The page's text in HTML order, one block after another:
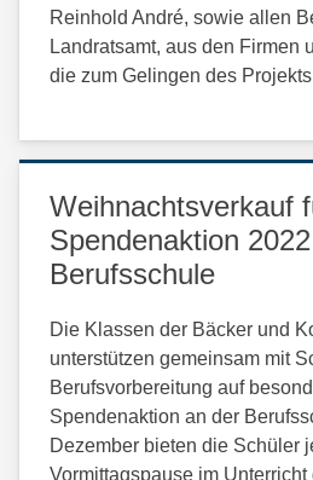
Reinhold André, sowie allen
Landratsamt, aus den Firmen
die zum Gelingen des
Weihnachtsverkauf
Spendenaktion
Berufsschule
Die Klassen der Bäcker und
unterstützen gemeinsam mit
Berufsvorbereitung auf
Spendenaktion an der
Dezember bieten die Schüler
Vormittagspause im Unterricht